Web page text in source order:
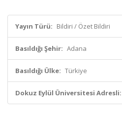
Yayın Türü: Bildiri / Özet Bildiri
Basıldığı Şehir: Adana
Basıldığı Ülke: Türkiye
Dokuz Eylül Üniversitesi Adresli: